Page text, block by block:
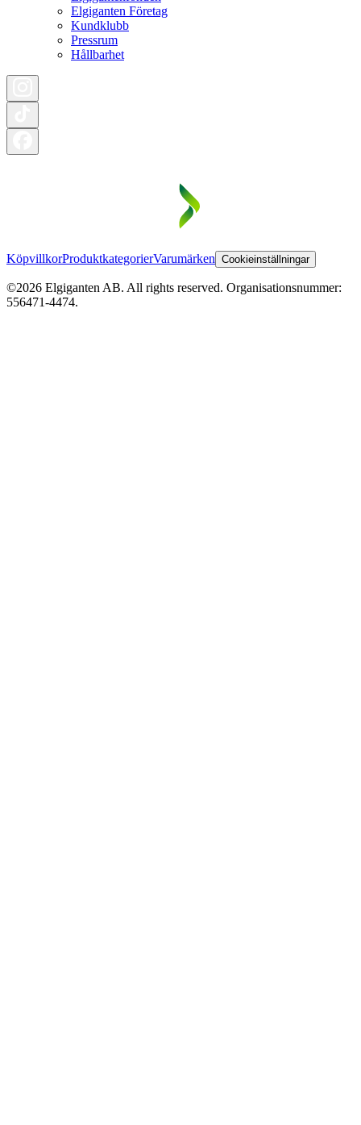
Elgiganten Företag
Kundklubb
Pressrum
Hållbarhet
KöpvillkorProduktkategorierVarumärken Cookieinställningar
©2026 Elgiganten AB. All rights reserved. Organisationsnummer:
556471-4474.